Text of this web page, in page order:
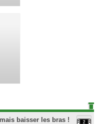
baisser les bras !